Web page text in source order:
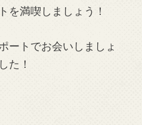
を満喫しましょう！
ートでお会いしましょ
た！